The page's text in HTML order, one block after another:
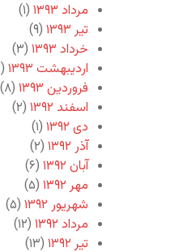
مرداد ۱۳۹۳
(۱)
تیر ۱۳۹۳
(۹)
خرداد ۱۳۹۳
(۳)
اردیبهشت ۱۳۹۳
(۳)
فروردین ۱۳۹۳
(۸)
اسفند ۱۳۹۲
(۲)
دی ۱۳۹۲
(۱)
آذر ۱۳۹۲
(۲)
آبان ۱۳۹۲
(۶)
مهر ۱۳۹۲
(۵)
شهریور ۱۳۹۲
(۵)
مرداد ۱۳۹۲
(۱۲)
تیر ۱۳۹۲
(۱۳)